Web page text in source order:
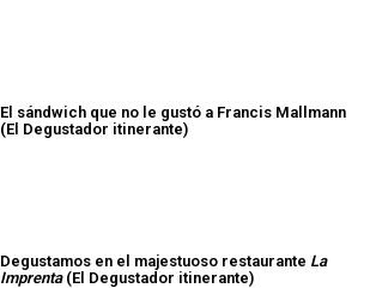
El sándwich que no le gustó a Francis Mallmann
(El Degustador itinerante)
Degustamos en el majestuoso restaurante La
Imprenta(El Degustador itinerante)